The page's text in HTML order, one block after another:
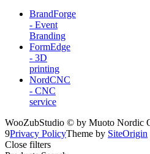
BrandForge
- Event
Branding
FormEdge
- 3D
printing
NordCNC
- CNC
service
WooZubStudio © by Muoto Nordic
9Privacy PolicyTheme by SiteOrigin
Close filters